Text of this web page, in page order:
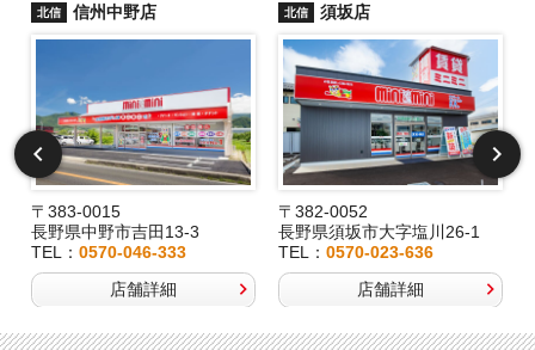
北信 信州中野店
〒383-0015
長野県中野市吉田13-3
TEL： 0570-046-333
店舗詳細
北信 須坂店
〒382-0052
長野県須坂市大字塩川26-1
TEL：0570-023-636
店舗詳細